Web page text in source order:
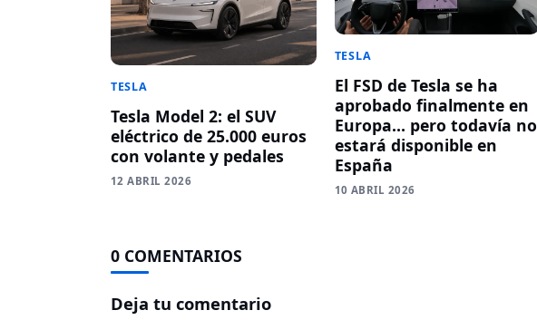
TESLA
Tesla Model 2: el SUV
eléctrico de 25.000 euros
con volante y pedales
12 ABRIL 2026
TESLA
El FSD de Tesla se ha
aprobado finalmente en
Europa… pero todavía no
estará disponible en
España
10 ABRIL 2026
0 COMENTARIOS
Deja tu comentario